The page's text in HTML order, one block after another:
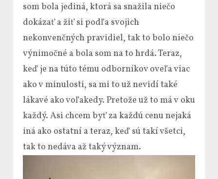
som bola jediná, ktorá sa snažila niečo
dokázať a žiť si podľa svojich
nekonvenčných pravidiel, tak to bolo niečo
výnimočné a bola som na to hrdá. Teraz,
keď je na túto tému odborníkov oveľa viac
ako v minulosti, sa mi to už nevidí také
lákavé ako voľakedy. Pretože už to má v oku
každý. Asi chcem byť za každú cenu nejaká
iná ako ostatní a teraz, keď sú takí všetci,
tak to nedáva až taký význam.